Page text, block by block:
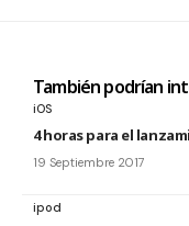
También podrían
iOS
4 horas para el
19 Septiembre 2017
ipod